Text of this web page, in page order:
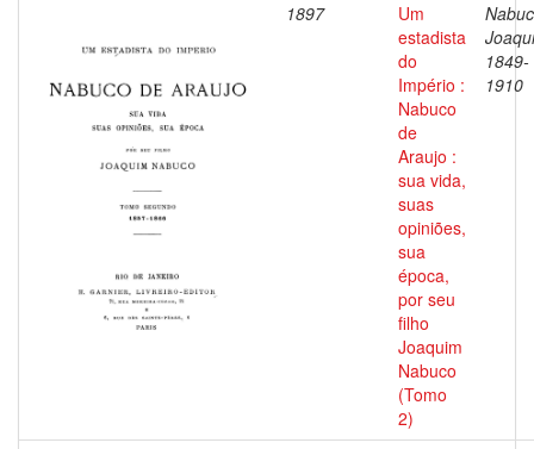
1897
Um
estadista
do
Império :
Nabuco
de
Araujo :
sua vida,
suas
opiniões,
sua
época,
por seu
filho
Joaquim
Nabuco
(Tomo
2)
1849-
1910